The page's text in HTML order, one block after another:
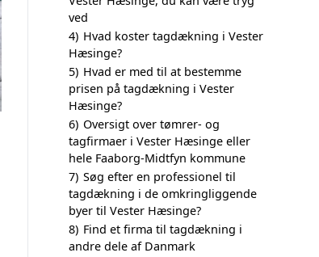
ved
4) Hvad koster tagdækning i Vester
Hæsinge?
5) Hvad er med til at bestemme
prisen på tagdækning i Vester
Hæsinge?
6) Oversigt over tømrer- og
tagfirmaer i Vester Hæsinge eller
hele Faaborg-Midtfyn kommune
7) Søg efter en professionel til
tagdækning i de omkringliggende
byer til Vester Hæsinge?
8) Find et firma til tagdækning i
andre dele af Danmark